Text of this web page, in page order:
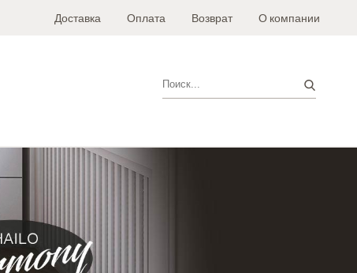
Доставка Оплата Возврат О компании
Поиск